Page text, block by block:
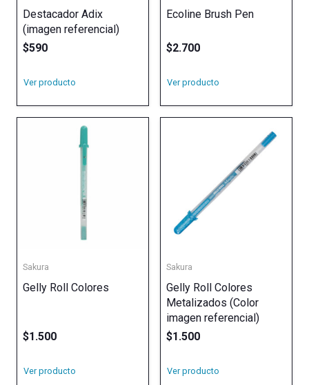
Destacador Adix
(imagen referencial)
$590
Ver producto
Ecoline Brush Pen
$2.700
Ver producto
Sakura
Gelly Roll Colores
$1.500
Ver producto
Sakura
Gelly Roll Colores
Metalizados (Color
imagen referencial)
$1.500
Ver producto